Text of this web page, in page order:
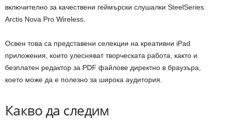
включително за качествени геймърски слушалки SteelSeries
Arctis Nova Pro Wireless.
Освен това са представени селекции на креативни iPad
приложения, които улесняват творческата работа, както и
безплатен редактор за PDF файлове директно в браузъра,
което може да е полезно за широка аудитория.
Какво да следим